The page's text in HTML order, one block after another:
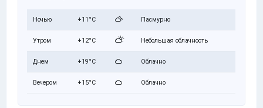
Ночью +11°C Пасмурно
Утром +12°C Небольшая облачность
Днем +19°C Облачно
Вечером +15°C Облачно